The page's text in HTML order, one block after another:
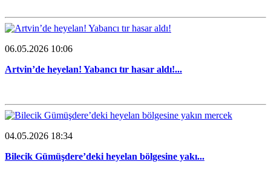
06.05.2026 10:06
Artvin’de heyelan! Yabancı tır hasar aldı!...
04.05.2026 18:34
Bilecik Gümüşdere’deki heyelan bölgesine yakı...